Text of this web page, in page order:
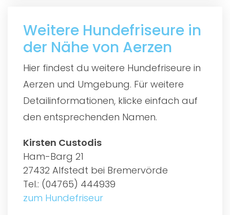
Weitere Hundefriseure in
der Nähe von Aerzen
Hier findest du weitere Hundefriseure in
Aerzen und Umgebung. Für weitere
Detailinformationen, klicke einfach auf
den entsprechenden Namen.
Kirsten Custodis
Ham-Barg 21
27432 Alfstedt bei Bremervörde
Tel.: (04765) 444939
zum Hundefriseur